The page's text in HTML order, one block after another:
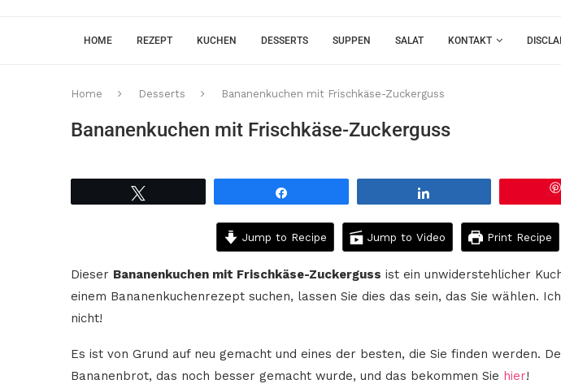
HOME REZEPT KUCHEN DESSERTS SUPPEN SALAT KONTAKT
Home Desserts Bananenkuchen mit Frischkäse-Zuckerguss
Bananenkuchen mit Frischkäse-Zuckerguss
Jump to Recipe Jump to Video Print Recipe
Dieser Bananenkuchen mit Frischkäse-Zuckerguss ist ein unwiderstehlicher
einem Bananenkuchenrezept suchen, lassen Sie dies das sein, das Sie wählen.
nicht!
Es ist von Grund auf neu gemacht und eines der besten, die Sie finden werden.
Bananenbrot, das noch besser gemacht wurde, und das bekommen Sie hier!